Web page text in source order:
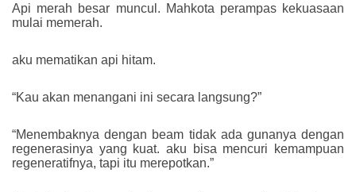
Api merah besar muncul. Mahkota perampas kekuasaan
mulai memerah.
aku mematikan api hitam.
“Kau akan menangani ini secara langsung?”
“Menembaknya dengan beam tidak ada gunanya dengan
regenerasinya yang kuat. aku bisa mencuri kemampuan
regeneratifnya, tapi itu merepotkan.”